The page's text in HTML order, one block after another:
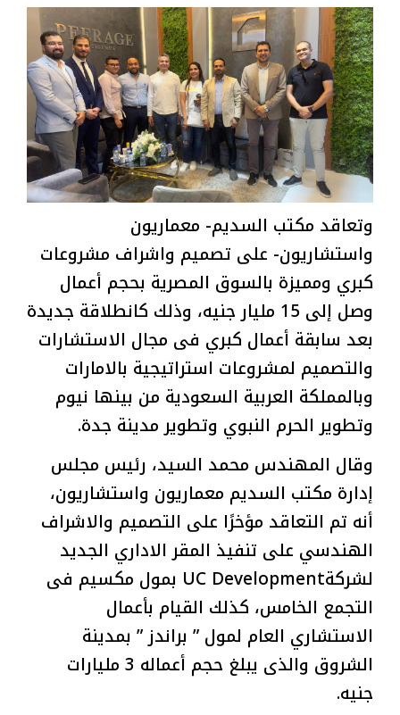
وتعاقد مكتب السديم- معماريون
واستشاريون- على تصميم واشراف مشروعات
كبري ومميزة بالسوق المصرية بحجم أعمال
وصل إلى 15 مليار جنيه، وذلك كانطلاقة جديدة
بعد سابقة أعمال كبري فى مجال الاستشارات
والتصميم لمشروعات استراتيجية بالامارات
وبالمملكة العربية السعودية من بينها نيوم
وتطوير الحرم النبوي وتطوير مدينة جدة.
وقال المهندس محمد السيد، رئيس مجلس
إدارة مكتب السديم معماريون واستشاريون،
أنه تم التعاقد مؤخرًا على التصميم والاشراف
الهندسي على تنفيذ المقر الاداري الجديد
لشركةUC Development بمول مكسيم فى
التجمع الخامس، كذلك القيام بأعمال
الاستشاري العام لمول ” براندز ” بمدينة
الشروق والذى يبلغ حجم أعماله 3 مليارات
جنيه.